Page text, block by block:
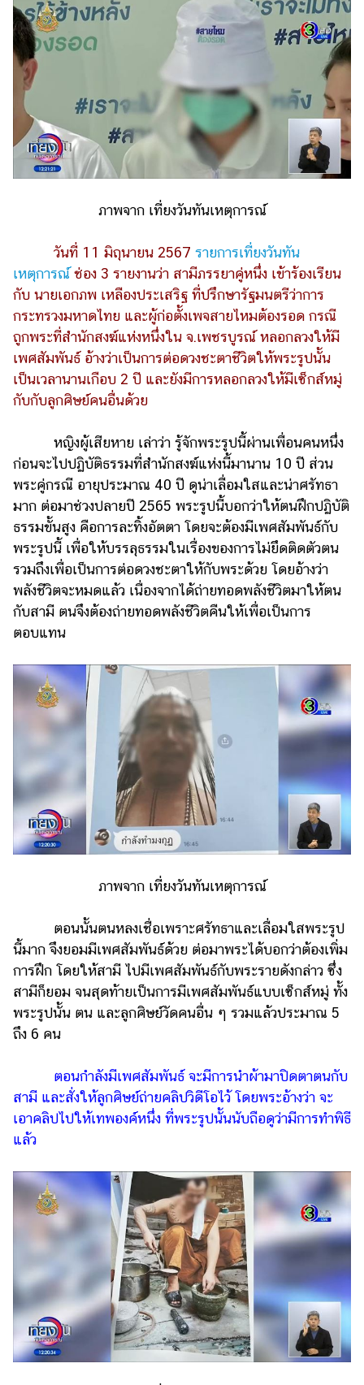
ผู้
หญิง
ผู้ชาย
ท่อง
เที่ยว
สูตร
ปิ้ง
รถยนต์
บ้าน
และ
การ
ตกแต่ง
ราคา
ทอง
ราคา
น้ำมัน
วา
ไร
ตี้
แต่งงาน
แม่
และ
สัตว์
เลี้ยง
Infographic
บริการ
คอร์ส
ออนไลน์
เรียน
เลข
ออนไลน์
โฆษณา
แจ้ง
ปัญหา
งาน
กับ
เรา
ภาพจาก เที่ยงวันทันเหตุการณ์
วันที่ 11 มิถุนายน 2567 รายการเที่ยงวันทัน
เหตุการณ์ช่อง 3 รายงานว่า สามีภรรยาคู่หนึ่ง เข้าร้องเรียน
กับ นายเอกภพ เหลืองประเสริฐ ที่ปรึกษารัฐมนตรีว่าการ
กระทรวงมหาดไทย และผู้ก่อตั้งเพจสายไหมต้องรอด กรณี
ถูกพระที่สำนักสงฆ์แห่งหนึ่งใน จ.เพชรบูรณ์ หลอกลวงให้มี
เพศสัมพันธ์ อ้างว่าเป็นการต่อดวงชะตาชีวิตให้พระรูปนั้น
เป็นเวลานานเกือบ 2 ปี และยังมีการหลอกลวงให้มีเซ็กส์หมู่
กับกับลูกศิษย์คนอื่นด้วย
หญิงผู้เสียหาย เล่าว่า รู้จักพระรูปนี้ผ่านเพื่อนคนหนึ่ง
ก่อนจะไปปฏิบัติธรรมที่สำนักสงฆ์แห่งนี้มานาน 10 ปี ส่วน
พระคู่กรณี อายุประมาณ 40 ปี ดูน่าเลื่อมใสและน่าศรัทธา
มาก ต่อมาช่วงปลายปี 2565 พระรูปนี้บอกว่าให้ตนฝึกปฏิบัติ
ธรรมขั้นสูง คือการละทิ้งอัตตา โดยจะต้องมีเพศสัมพันธ์กับ
พระรูปนี้ เพื่อให้บรรลุธรรมในเรื่องของการไม่ยึดติดตัวตน
รวมถึงเพื่อเป็นการต่อดวงชะตาให้กับพระด้วย โดยอ้างว่า
พลังชีวิตจะหมดแล้ว เนื่องจากได้ถ่ายทอดพลังชีวิตมาให้ตน
กับสามี ตนจึงต้องถ่ายทอดพลังชีวิตคืนให้เพื่อเป็นการ
ตอบแทน
ภาพจาก เที่ยงวันทันเหตุการณ์
ตอนนั้นตนหลงเชื่อเพราะศรัทธาและเลื่อมใสพระรูป
นี้มาก จึงยอมมีเพศสัมพันธ์ด้วย ต่อมาพระได้บอกว่าต้องเพิ่ม
การฝึก โดยให้สามี ไปมีเพศสัมพันธ์กับพระรายดังกล่าว ซึ่ง
สามีก็ยอม จนสุดท้ายเป็นการมีเพศสัมพันธ์แบบเซ็กส์หมู่ ทั้ง
พระรูปนั้น ตน และลูกศิษย์วัดคนอื่น ๆ รวมแล้วประมาณ 5
ถึง 6 คน
ตอนกำลังมีเพศสัมพันธ์ จะมีการนำผ้ามาปิดตาตนกับ
สามี และสั่งให้ลูกศิษย์ถ่ายคลิปวิดีโอไว้ โดยพระอ้างว่า จะ
เอาคลิปไปให้เทพองค์หนึ่ง ที่พระรูปนั้นนับถือดูว่ามีการทำพิธี
แล้ว